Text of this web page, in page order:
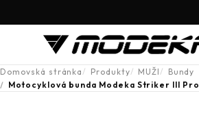
Domovská stránka Produkty MUŽI
Bundy
Motocyklová bunda Modeka Striker III Pro